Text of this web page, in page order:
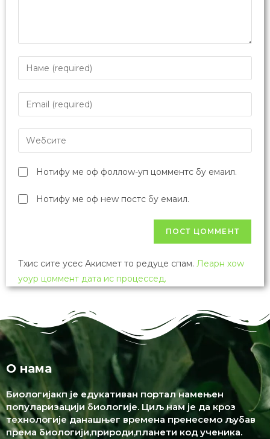
Нотифy ме оф фоллоw-уп цомментс бy емаил.
Нотифy ме оф неw постс бy емаил.
Тхис сите усес Акисмет то редуце спам. Леарн хоw
yоур цоммент дата ис процессед.
О нама
Биологијакп је едукативан портал намењен
популаризацији биологије. Циљ нам је да кроз
технологије данашњег времена пренесемо љубав
према биологији,природи,планети код ученика.